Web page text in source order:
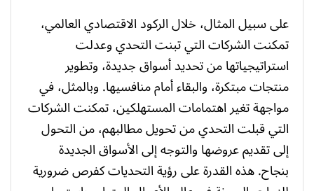
على سبيل المثال، خلال الركود الاقتصادي العالمي،
تمكنت الشركات التي تبنت التحدي وعدلت
استراتيجياتها من تحديد أسواق جديدة، وتطوير
منتجات مبتكرة، والبقاء أمام منافسيها. وبالمثل، في
مواجهة تغير اهتمامات المستهلكين، تمكنت الشركات
التي قبلت التحدي من تحويل مطالبهم، من التحول
إلى تقديم عروضها والتوجه إلى الأسواق الجديدة
بنجاح. هذه القدرة على رؤية التحديات كفرص ضرورية